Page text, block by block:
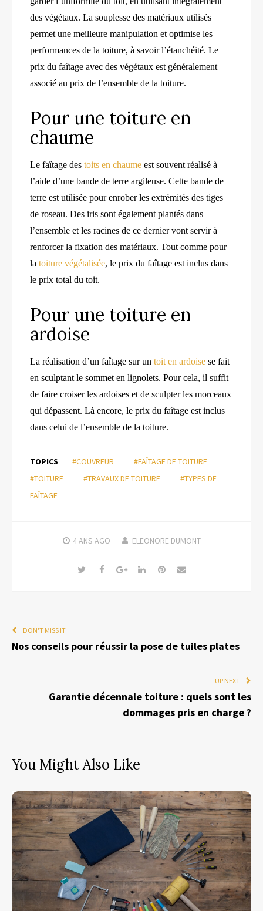
des végétaux. La souplesse des matériaux utilisés
permet une meilleure manipulation et optimise les
performances de la toiture, à savoir l’étanchéité. Le
prix du faîtage avec des végétaux est généralement
associé au prix de l’ensemble de la toiture.
Pour une toiture en
chaume
Le faîtage des toits en chaume est souvent réalisé à
l’aide d’une bande de terre argileuse. Cette bande de
terre est utilisée pour enrober les extrémités des tiges
de roseau. Des iris sont également plantés dans
l’ensemble et les racines de ce dernier vont servir à
renforcer la fixation des matériaux. Tout comme pour
la toiture végétalisée, le prix du faîtage est inclus dans
le prix total du toit.
Pour une toiture en
ardoise
La réalisation d’un faîtage sur un toit en ardoise se fait
en sculptant le sommet en lignolets. Pour cela, il suffit
de faire croiser les ardoises et de sculpter les morceaux
qui dépassent. Là encore, le prix du faîtage est inclus
dans celui de l’ensemble de la toiture.
TOPICS #COUVREUR
#FAÎTAGE DE TOITURE
#TOITURE
#TRAVAUX DE TOITURE
#TYPES DE
FAÎTAGE
4 ANS AGO ELEONORE DUMONT
TwitterFacebookGoogle+LinkedInPinterest
Email
DON'T MISS IT
Nos conseils pour réussir la pose de tuiles plates
UP NEXT
Garantie décennale toiture : quels sont les
dommages pris en charge ?
You Might Also Like